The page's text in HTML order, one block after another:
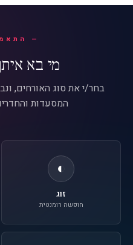
מי בא
בחר/י את סוג האורחים,
המסעדות
◐
זוג
חופשה רומנטית